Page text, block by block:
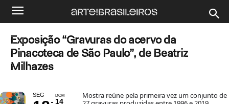
Exposição “Gravuras do acervo da
Pinacoteca de São Paulo”, de Beatriz
Milhazes
SEG DOM
14
Mostra reúne pela primeira vez um conjunto de